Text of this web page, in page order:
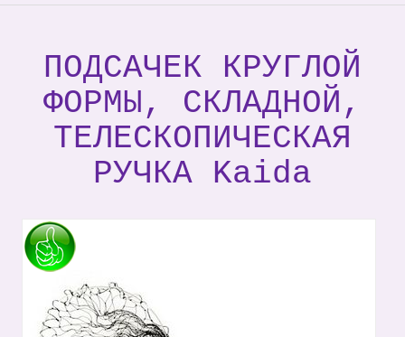
ПОДСАЧЕК КРУГЛОЙ
ФОРМЫ, СКЛАДНОЙ,
ТЕЛЕСКОПИЧЕСКАЯ
РУЧКА Kaida